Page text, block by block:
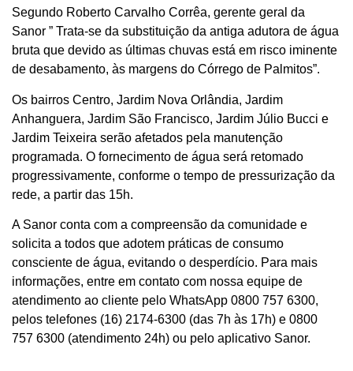
Segundo Roberto Carvalho Corrêa, gerente geral da
Sanor ” Trata-se da substituição da antiga adutora de água
bruta que devido as últimas chuvas está em risco iminente
de desabamento, às margens do Córrego de Palmitos”.
Os bairros Centro, Jardim Nova Orlândia, Jardim
Anhanguera, Jardim São Francisco, Jardim Júlio Bucci e
Jardim Teixeira serão afetados pela manutenção
programada. O fornecimento de água será retomado
progressivamente, conforme o tempo de pressurização da
rede, a partir das 15h.
A Sanor conta com a compreensão da comunidade e
solicita a todos que adotem práticas de consumo
consciente de água, evitando o desperdício. Para mais
informações, entre em contato com nossa equipe de
atendimento ao cliente pelo WhatsApp 0800 757 6300,
pelos telefones (16) 2174-6300 (das 7h às 17h) e 0800
757 6300 (atendimento 24h) ou pelo aplicativo Sanor.